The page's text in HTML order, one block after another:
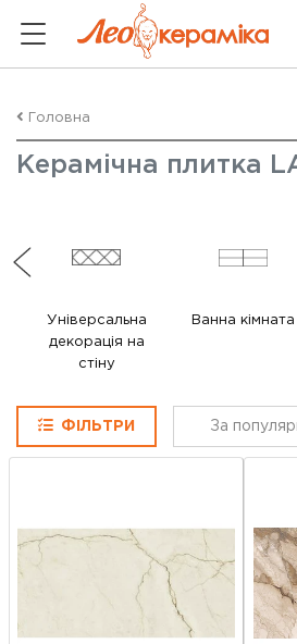
Головна
Керамічна плитка
Універсальна
декорація на
стіну
Ванна кімната
ФІЛЬТРИ За